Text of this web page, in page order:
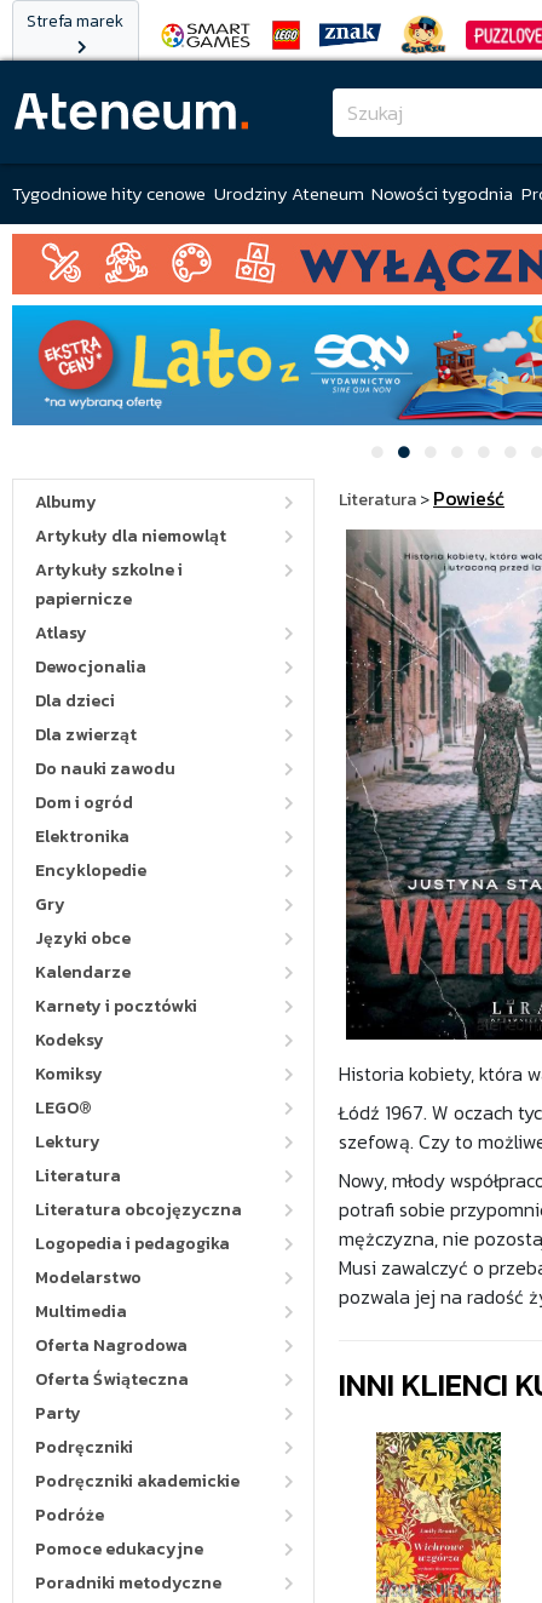
Strefa marek
Tygodniowe hity cenowe Urodziny Ateneum Nowości tygodnia
Albumy
Artykuły dla niemowląt
Artykuły szkolne i
papiernicze
Atlasy
Dewocjonalia
Dla dzieci
Dla zwierząt
Do nauki zawodu
Dom i ogród
Elektronika
Encyklopedie
Gry
Języki obce
Kalendarze
Karnety i pocztówki
Kodeksy
Komiksy
LEGO®
Lektury
Literatura
Literatura obcojęzyczna
Logopedia i pedagogika
Modelarstwo
Multimedia
Oferta Nagrodowa
Oferta Świąteczna
Party
Podręczniki
Podręczniki akademickie
Podróże
Pomoce edukacyjne
Poradniki metodyczne
Literatura>Powieść
Historia kobiety, która
Łódź 1967. W oczach
szefową. Czy to
Nowy, młody
potrafi sobie
mężczyzna, nie
Musi zawalczyć o
pozwala jej na radość
INNI KLIENCI